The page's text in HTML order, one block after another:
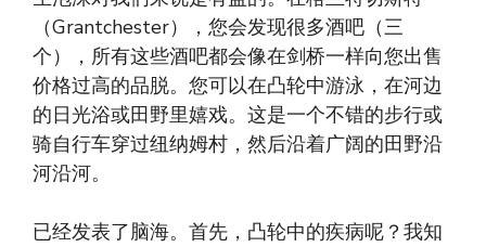
（Grantchester），您会发现很多酒吧（三
个），所有这些酒吧都会像在剑桥一样向您出售
价格过高的品脱。您可以在凸轮中游泳，在河边
的日光浴或田野里嬉戏。这是一个不错的步行或
骑自行车穿过纽纳姆村，然后沿着广阔的田野沿
河沿河。
已经发表了脑海。首先，凸轮中的疾病呢？我知